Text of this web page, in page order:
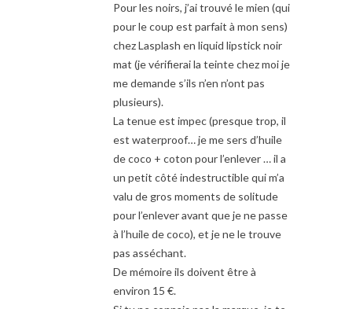
Pour les noirs, j’ai trouvé le mien (qui
pour le coup est parfait à mon sens)
chez Lasplash en liquid lipstick noir
mat (je vérifierai la teinte chez moi je
me demande s’ils n’en n’ont pas
plusieurs).
La tenue est impec (presque trop, il
est waterproof… je me sers d’huile
de coco + coton pour l’enlever … il a
un petit côté indestructible qui m’a
valu de gros moments de solitude
pour l’enlever avant que je ne passe
à l’huile de coco), et je ne le trouve
pas asséchant.
De mémoire ils doivent être à
environ 15 €.